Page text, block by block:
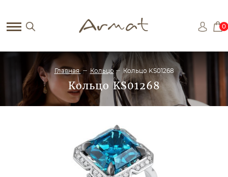
0
Главная Кольцо Кольцо KS01268
Кольцо KS01268